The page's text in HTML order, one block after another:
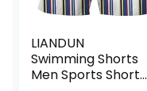
LIANDUN
Swimming Shorts
Men Sports Shorts